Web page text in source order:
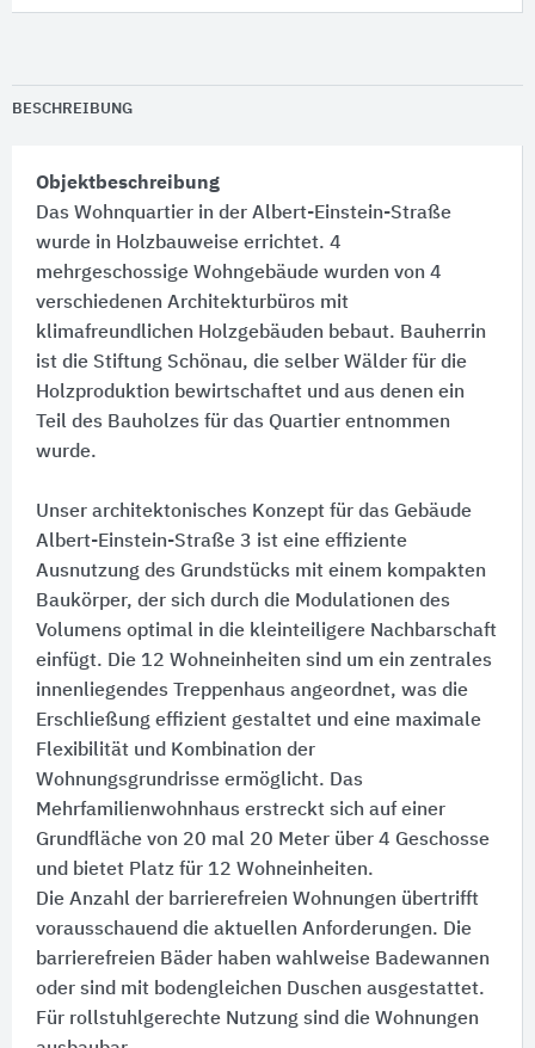
BESCHREIBUNG
Objektbeschreibung
Das Wohnquartier in der Albert-Einstein-Straße
wurde in Holzbauweise errichtet. 4
mehrgeschossige Wohngebäude wurden von 4
verschiedenen Architekturbüros mit
klimafreundlichen Holzgebäuden bebaut. Bauherrin
ist die Stiftung Schönau, die selber Wälder für die
Holzproduktion bewirtschaftet und aus denen ein
Teil des Bauholzes für das Quartier entnommen
wurde.
Unser architektonisches Konzept für das Gebäude
Albert-Einstein-Straße 3 ist eine effiziente
Ausnutzung des Grundstücks mit einem kompakten
Baukörper, der sich durch die Modulationen des
Volumens optimal in die kleinteiligere Nachbarschaft
einfügt. Die 12 Wohneinheiten sind um ein zentrales
innenliegendes Treppenhaus angeordnet, was die
Erschließung effizient gestaltet und eine maximale
Flexibilität und Kombination der
Wohnungsgrundrisse ermöglicht. Das
Mehrfamilienwohnhaus erstreckt sich auf einer
Grundfläche von 20 mal 20 Meter über 4 Geschosse
und bietet Platz für 12 Wohneinheiten.
Die Anzahl der barrierefreien Wohnungen übertrifft
vorausschauend die aktuellen Anforderungen. Die
barrierefreien Bäder haben wahlweise Badewannen
oder sind mit bodengleichen Duschen ausgestattet.
Für rollstuhlgerechte Nutzung sind die Wohnungen